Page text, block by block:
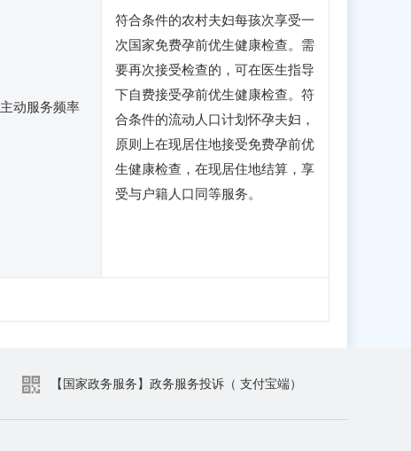
主动服务频率
符合条件的农村夫妇每孩次享受一
次国家免费孕前优生健康检查。需
要再次接受检查的，可在医生指导
下自费接受孕前优生健康检查。符
合条件的流动人口计划怀孕夫妇，
原则上在现居住地接受免费孕前优
生健康检查，在现居住地结算，享
受与户籍人口同等服务。
【国家政务服务】政务服务投诉（ 支付宝端）